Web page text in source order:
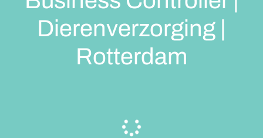
Dierenverzorging |
Rotterdam